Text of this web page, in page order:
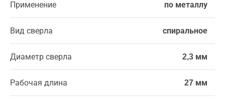
Применение по металлу
Вид сверла спиральное
Диаметр сверла 2,3 мм
Рабочая длина 27 мм